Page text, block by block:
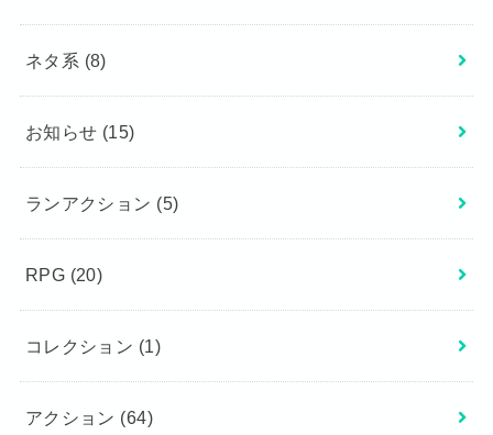
ネタ系 (8)
お知らせ (15)
ランアクション (5)
RPG (20)
コレクション (1)
アクション (64)